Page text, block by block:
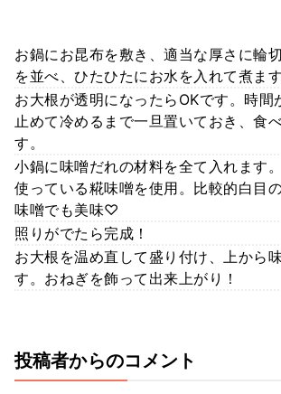
お鍋にお昆布を敷き、適当な厚さに輪
を並べ、ひたひたにお水を入れて煮ます
お大根が透明になったらOKです。時間
止めて冷めるまで一旦置いておき、食
す。
小鍋に味噌だれの材料を全て入れます
使っている糀味噌を使用。比較的白目
味噌でも美味♡
照りがでたら完成！
お大根を温め直して盛り付け、上から
す。おねぎを飾って出来上がり！
投稿者からのコメント